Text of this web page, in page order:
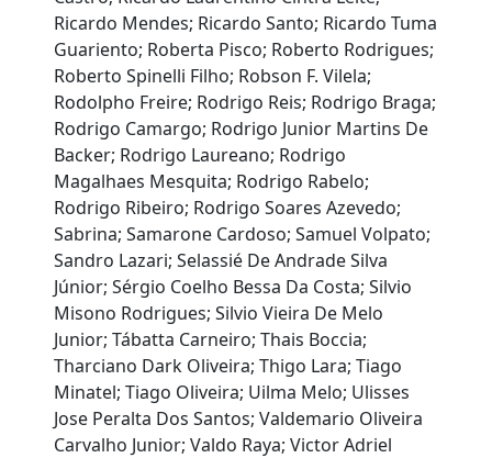
Ricardo Mendes; Ricardo Santo; Ricardo Tuma
Guariento; Roberta Pisco; Roberto Rodrigues;
Roberto Spinelli Filho; Robson F. Vilela;
Rodolpho Freire; Rodrigo Reis; Rodrigo Braga;
Rodrigo Camargo; Rodrigo Junior Martins De
Backer; Rodrigo Laureano; Rodrigo
Magalhaes Mesquita; Rodrigo Rabelo;
Rodrigo Ribeiro; Rodrigo Soares Azevedo;
Sabrina; Samarone Cardoso; Samuel Volpato;
Sandro Lazari; Selassié De Andrade Silva
Júnior; Sérgio Coelho Bessa Da Costa; Silvio
Misono Rodrigues; Silvio Vieira De Melo
Junior; Tábatta Carneiro; Thais Boccia;
Tharciano Dark Oliveira; Thigo Lara; Tiago
Minatel; Tiago Oliveira; Uilma Melo; Ulisses
Jose Peralta Dos Santos; Valdemario Oliveira
Carvalho Junior; Valdo Raya; Victor Adriel